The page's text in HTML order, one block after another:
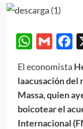
El economista
laacusación del
Massa, quien
boicotear el
Internacional